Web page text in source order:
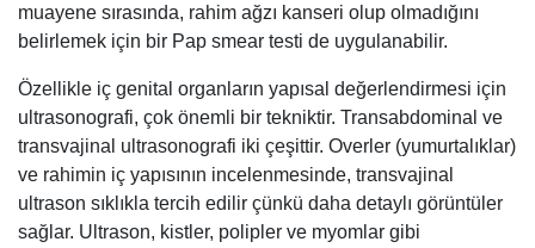
muayene sırasında, rahim ağzı kanseri olup olmadığını
belirlemek için bir Pap smear testi de uygulanabilir.
Özellikle iç genital organların yapısal değerlendirmesi için
ultrasonografi, çok önemli bir tekniktir. Transabdominal ve
transvajinal ultrasonografi iki çeşittir. Overler (yumurtalıklar)
ve rahimin iç yapısının incelenmesinde, transvajinal
ultrason sıklıkla tercih edilir çünkü daha detaylı görüntüler
sağlar. Ultrason, kistler, polipler ve myomlar gibi